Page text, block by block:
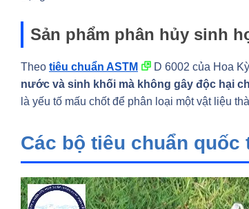
Sản phẩm phân hủy sinh
Theo tiêu chuẩn ASTM D 6002 của Hoa
nước và sinh khối mà không gây độc hại
là yếu tố mấu chốt để phân loại một vật liệu
Các bộ tiêu chuẩn